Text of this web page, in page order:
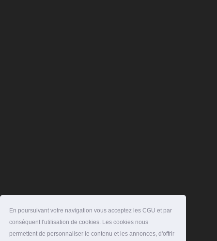
En poursuivant votre navigation vous acceptez les CGU et par
conséquent l'utilisation de cookies. Les cookies nous
permettent de personnaliser le contenu et les annonces, d'offrir